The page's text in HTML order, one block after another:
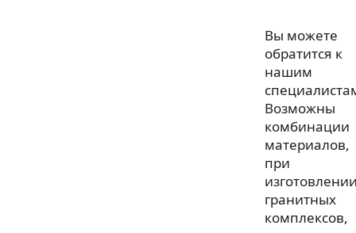
Вы можете
обратится к
нашим
Возможны
комбинации
материалов,
при
гранитных
комплексов,